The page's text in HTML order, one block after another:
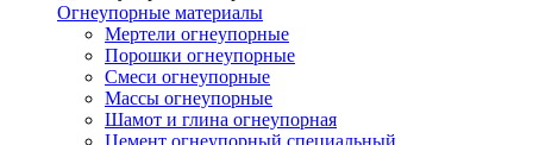
Огнеупорные материалы
Мертели огнеупорные
Порошки огнеупорные
Смеси огнеупорные
Массы огнеупорные
Шамот и глина огнеупорная
Цемент огнеупорный специальный